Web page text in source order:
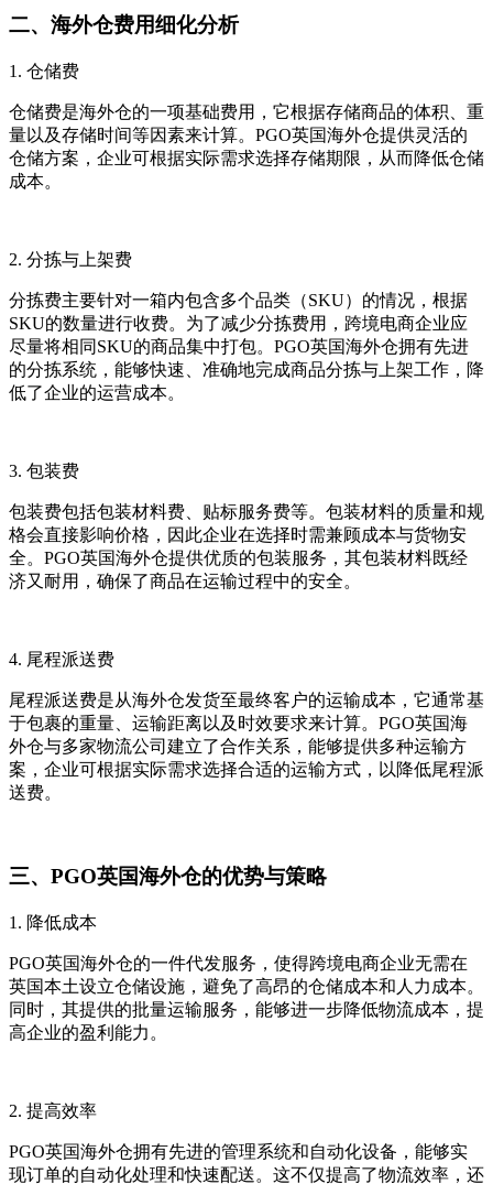
二、海外仓费用细化分析
1. 仓储费
仓储费是海外仓的一项基础费用，它根据存储商品的体积、重
量以及存储时间等因素来计算。PGO英国海外仓提供灵活的
仓储方案，企业可根据实际需求选择存储期限，从而降低仓储
成本。
2. 分拣与上架费
分拣费主要针对一箱内包含多个品类（SKU）的情况，根据
SKU的数量进行收费。为了减少分拣费用，跨境电商企业应
尽量将相同SKU的商品集中打包。PGO英国海外仓拥有先进
的分拣系统，能够快速、准确地完成商品分拣与上架工作，降
低了企业的运营成本。
3. 包装费
包装费包括包装材料费、贴标服务费等。包装材料的质量和规
格会直接影响价格，因此企业在选择时需兼顾成本与货物安
全。PGO英国海外仓提供优质的包装服务，其包装材料既经
济又耐用，确保了商品在运输过程中的安全。
4. 尾程派送费
尾程派送费是从海外仓发货至最终客户的运输成本，它通常基
于包裹的重量、运输距离以及时效要求来计算。PGO英国海
外仓与多家物流公司建立了合作关系，能够提供多种运输方
案，企业可根据实际需求选择合适的运输方式，以降低尾程派
送费。
三、PGO英国海外仓的优势与策略
1. 降低成本
PGO英国海外仓的一件代发服务，使得跨境电商企业无需在
英国本土设立仓储设施，避免了高昂的仓储成本和人力成本。
同时，其提供的批量运输服务，能够进一步降低物流成本，提
高企业的盈利能力。
2. 提高效率
PGO英国海外仓拥有先进的管理系统和自动化设备，能够实
现订单的自动化处理和快速配送。这不仅提高了物流效率，还